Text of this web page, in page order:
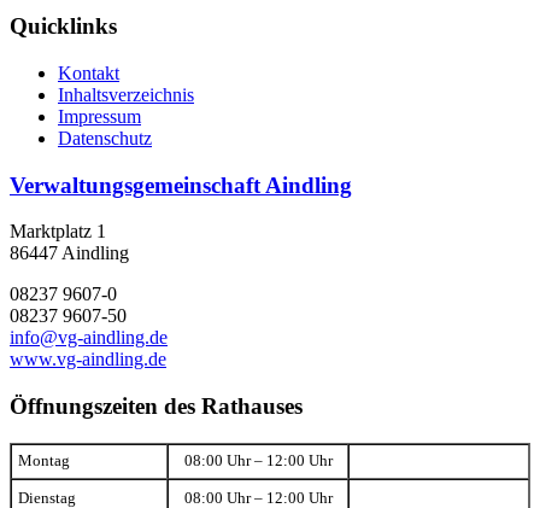
Quicklinks
Kontakt
Inhaltsverzeichnis
Impressum
Datenschutz
Verwaltungsgemeinschaft Aindling
Marktplatz 1
86447 Aindling
08237 9607-0
08237 9607-50
info@vg-aindling.de
www.vg-aindling.de
Öffnungszeiten des Rathauses
Montag 08:00 Uhr – 12:00 Uhr
Dienstag 08:00 Uhr – 12:00 Uhr